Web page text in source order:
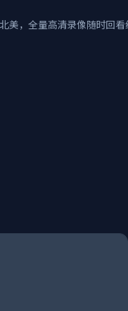
美，全量高清录像随时回